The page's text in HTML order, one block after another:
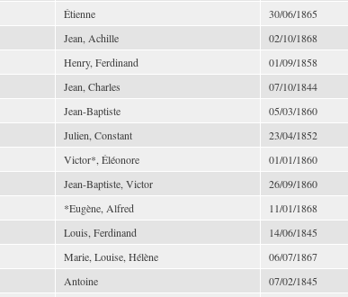
Étienne 30/06/1865
Jean, Achille 02/10/1868
Henry, Ferdinand 01/09/1858
Jean, Charles 07/10/1844
Jean-Baptiste 05/03/1860
Julien, Constant 23/04/1852
Victor*, Éléonore 01/01/1860
Jean-Baptiste, Victor 26/09/1860
*Eugène, Alfred 11/01/1868
Louis, Ferdinand 14/06/1845
Marie, Louise, Hélène 06/07/1867
Antoine 07/02/1845